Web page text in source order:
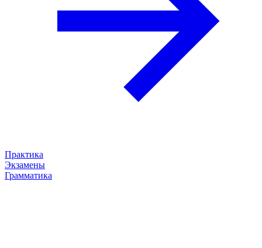
Практика
Экзамены
Грамматика